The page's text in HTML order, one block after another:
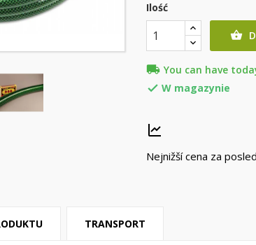
Ilość

local_shipping You can have
 W magazynie
Nejnižší cena za
TRANSPORT